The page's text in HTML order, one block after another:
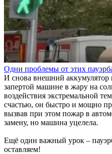
Одни проблемы от этих
И снова внешний аккумулятор
запертой машине в жару на
воздействия экстремальной
счастью, он быстро и мощно
вызвав при этом пожар в
замену, но машина уцелела.
Ещё один важный урок –
оставляем!